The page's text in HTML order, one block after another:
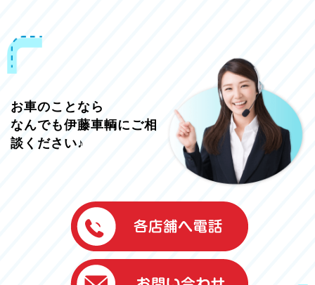
お車のことなら
なんでも伊藤車輌にご相
談ください♪
伊藤車輌（本社）
050-5851-0337
グッドワン浜松
050-5851-0338